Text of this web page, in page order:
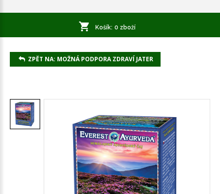
Košík: 0 zboží
ZPĚT NA: MOŽNÁ PODPORA ZDRAVÍ JATER